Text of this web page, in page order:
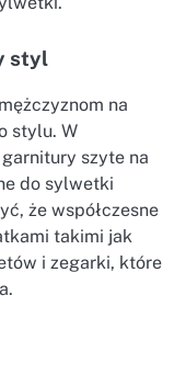
styl
na
stylu. W
szyte na
do sylwetki
że współczesne
takimi jak
i zegarki, które